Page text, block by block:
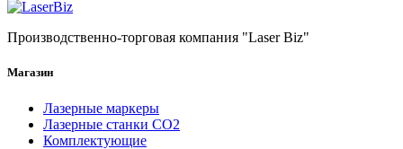
Производственно-торговая компания "Laser Biz"
Магазин
Лазерные маркеры
Лазерные станки СО2
Комплектующие